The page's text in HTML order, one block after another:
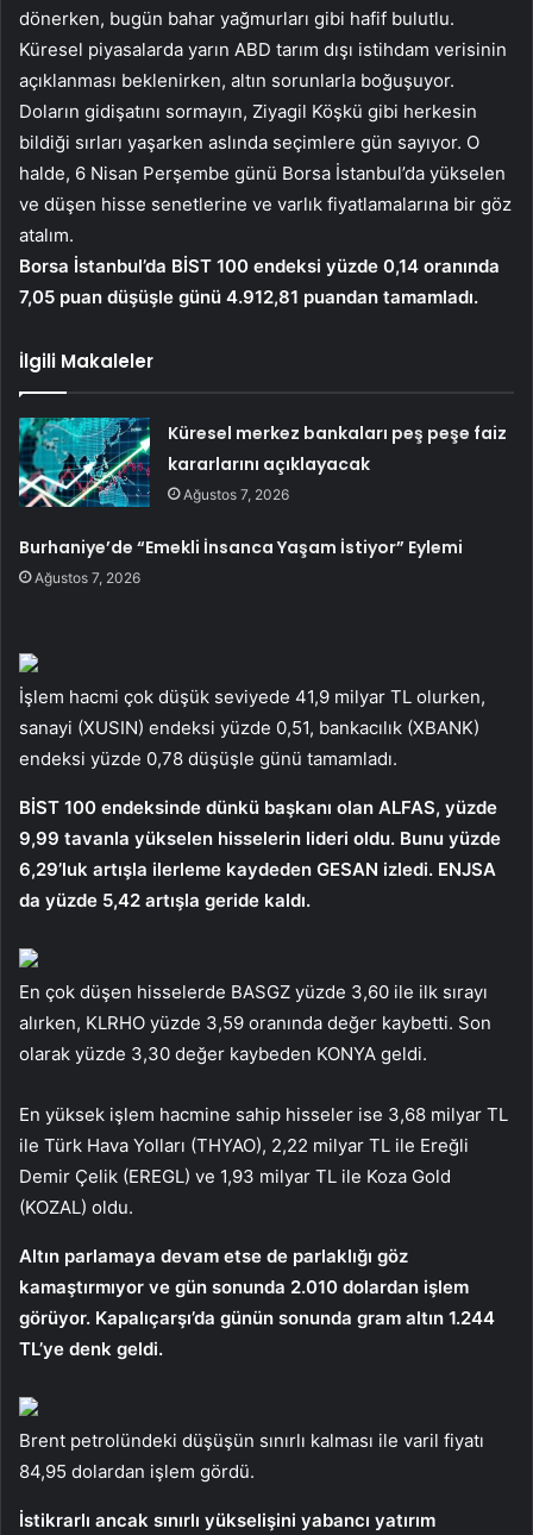
dönerken, bugün bahar yağmurları gibi hafif bulutlu.
Küresel piyasalarda yarın ABD tarım dışı istihdam verisinin
açıklanması beklenirken, altın sorunlarla boğuşuyor.
Doların gidişatını sormayın, Ziyagil Köşkü gibi herkesin
bildiği sırları yaşarken aslında seçimlere gün sayıyor. O
halde, 6 Nisan Perşembe günü Borsa İstanbul’da yükselen
ve düşen hisse senetlerine ve varlık fiyatlamalarına bir göz
atalım.
Borsa İstanbul’da BİST 100 endeksi yüzde 0,14 oranında
7,05 puan düşüşle günü 4.912,81 puandan tamamladı.
İlgili Makaleler
Küresel merkez bankaları peş peşe faiz
kararlarını açıklayacak
Ağustos 7, 2026
Burhaniye’de “Emekli İnsanca Yaşam İstiyor” Eylemi
Ağustos 7, 2026
İşlem hacmi çok düşük seviyede 41,9 milyar TL olurken,
sanayi (XUSIN) endeksi yüzde 0,51, bankacılık (XBANK)
endeksi yüzde 0,78 düşüşle günü tamamladı.
BİST 100 endeksinde dünkü başkanı olan ALFAS, yüzde
9,99 tavanla yükselen hisselerin lideri oldu. Bunu yüzde
6,29’luk artışla ilerleme kaydeden GESAN izledi. ENJSA
da yüzde 5,42 artışla geride kaldı.
En çok düşen hisselerde BASGZ yüzde 3,60 ile ilk sırayı
alırken, KLRHO yüzde 3,59 oranında değer kaybetti. Son
olarak yüzde 3,30 değer kaybeden KONYA geldi.
En yüksek işlem hacmine sahip hisseler ise 3,68 milyar TL
ile Türk Hava Yolları (THYAO), 2,22 milyar TL ile Ereğli
Demir Çelik (EREGL) ve 1,93 milyar TL ile Koza Gold
(KOZAL) oldu.
Altın parlamaya devam etse de parlaklığı göz
kamaştırmıyor ve gün sonunda 2.010 dolardan işlem
görüyor. Kapalıçarşı’da günün sonunda gram altın 1.244
TL’ye denk geldi.
Brent petrolündeki düşüşün sınırlı kalması ile varil fiyatı
84,95 dolardan işlem gördü.
İstikrarlı ancak sınırlı yükselişini yabancı yatırım